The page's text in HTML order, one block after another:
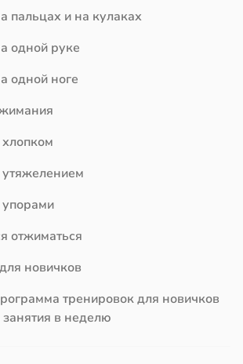
и на кулаках
одной руке
одной ноге
отжиматься
новичков
тренировок для новичков
в неделю